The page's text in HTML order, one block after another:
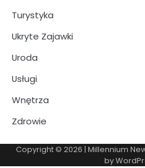
Turystyka
Ukryte Zajawki
Uroda
Usługi
Wnętrza
Zdrowie
Copyright © 2026 | Millennium
by